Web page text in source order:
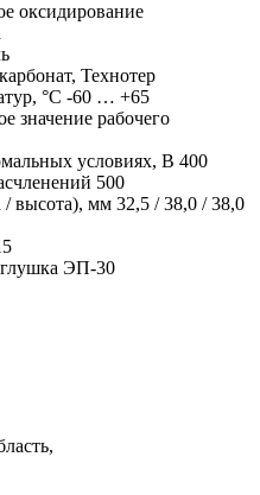
оксидирование
Технотер
°С -60 … +65
значение рабочего
условиях, В 400
500
высота), мм 32,5 / 38,0 / 38,0
ЭП-30